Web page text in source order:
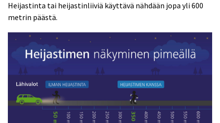
Heijastinta tai heijastinliiviä käyttävä nähdään jopa yli 600
metrin päästä.